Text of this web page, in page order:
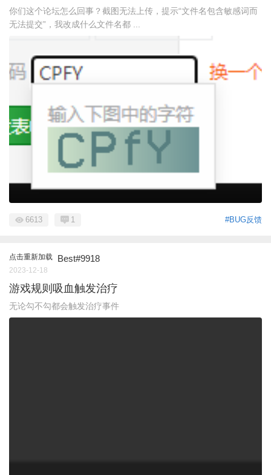
你们这个论坛怎么回事？截图无法上传，提示“文件名包含敏感词而
无法提交”，我改成什么文件名都 ...
#BUG反馈
6613 1
点击重新加载 Best#9918
2023-12-18
游戏规则吸血触发治疗
无论勾不勾都会触发治疗事件